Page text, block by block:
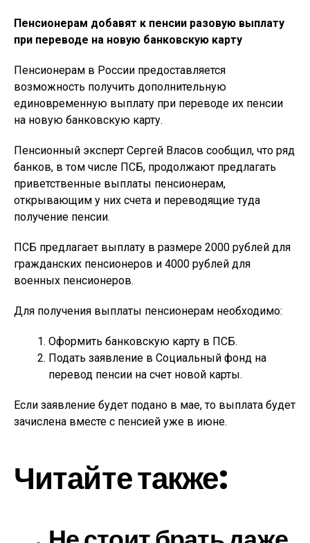
Пенсионерам добавят к пенсии разовую выплату
при переводе на новую банковскую карту
Пенсионерам в России предоставляется
возможность получить дополнительную
единовременную выплату при переводе их пенсии
на новую банковскую карту.
Пенсионный эксперт Сергей Власов сообщил, что ряд
банков, в том числе ПСБ, продолжают предлагать
приветственные выплаты пенсионерам,
открывающим у них счета и переводящие туда
получение пенсии.
ПСБ предлагает выплату в размере 2000 рублей для
гражданских пенсионеров и 4000 рублей для
военных пенсионеров.
Для получения выплаты пенсионерам необходимо:
Оформить банковскую карту в ПСБ.
Подать заявление в Социальный фонд на
перевод пенсии на счет новой карты.
Если заявление будет подано в мае, то выплата будет
зачислена вместе с пенсией уже в июне.
Читайте также: